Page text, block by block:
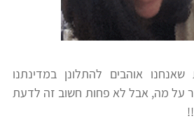
אוהבים להתלונן במדינתנו
על מה, אבל לא פחות חשוב זה לדעת